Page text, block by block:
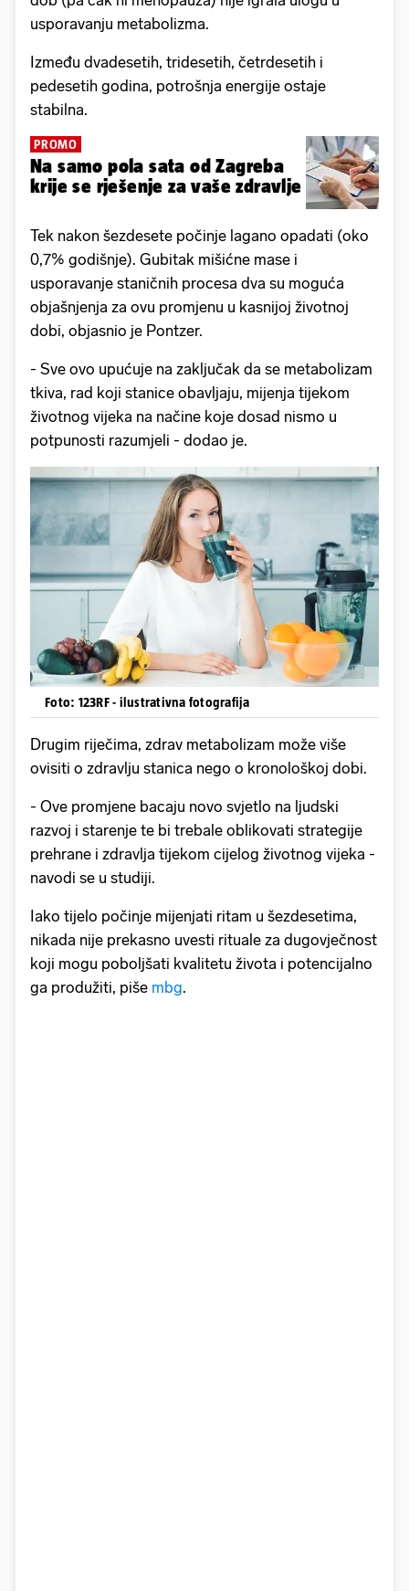
usporavanju metabolizma.
Između dvadesetih, tridesetih, četrdesetih i
pedesetih godina, potrošnja energije ostaje
stabilna.
PROMO
Na samo pola sata od Zagreba
krije se rješenje za vaše zdravlje
Tek nakon šezdesete počinje lagano opadati (oko
0,7% godišnje). Gubitak mišićne mase i
usporavanje staničnih procesa dva su moguća
objašnjenja za ovu promjenu u kasnijoj životnoj
dobi, objasnio je Pontzer.
- Sve ovo upućuje na zaključak da se metabolizam
tkiva, rad koji stanice obavljaju, mijenja tijekom
životnog vijeka na načine koje dosad nismo u
potpunosti razumjeli - dodao je.
Foto: 123RF - ilustrativna fotografija
Drugim riječima, zdrav metabolizam može više
ovisiti o zdravlju stanica nego o kronološkoj dobi.
- Ove promjene bacaju novo svjetlo na ljudski
razvoj i starenje te bi trebale oblikovati strategije
prehrane i zdravlja tijekom cijelog životnog vijeka -
navodi se u studiji.
Iako tijelo počinje mijenjati ritam u šezdesetima,
nikada nije prekasno uvesti rituale za dugovječnost
koji mogu poboljšati kvalitetu života i potencijalno
ga produžiti, piše mbg.